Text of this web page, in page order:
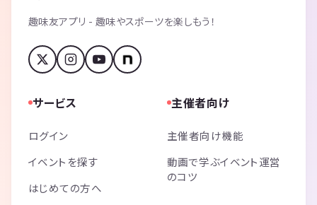
趣味友アプリ - 趣味やスポーツを楽しもう！
サービス
ログイン
イベントを探す
はじめての方へ
主催者向け
主催者向け機能
動画で学ぶイベント運営
のコツ